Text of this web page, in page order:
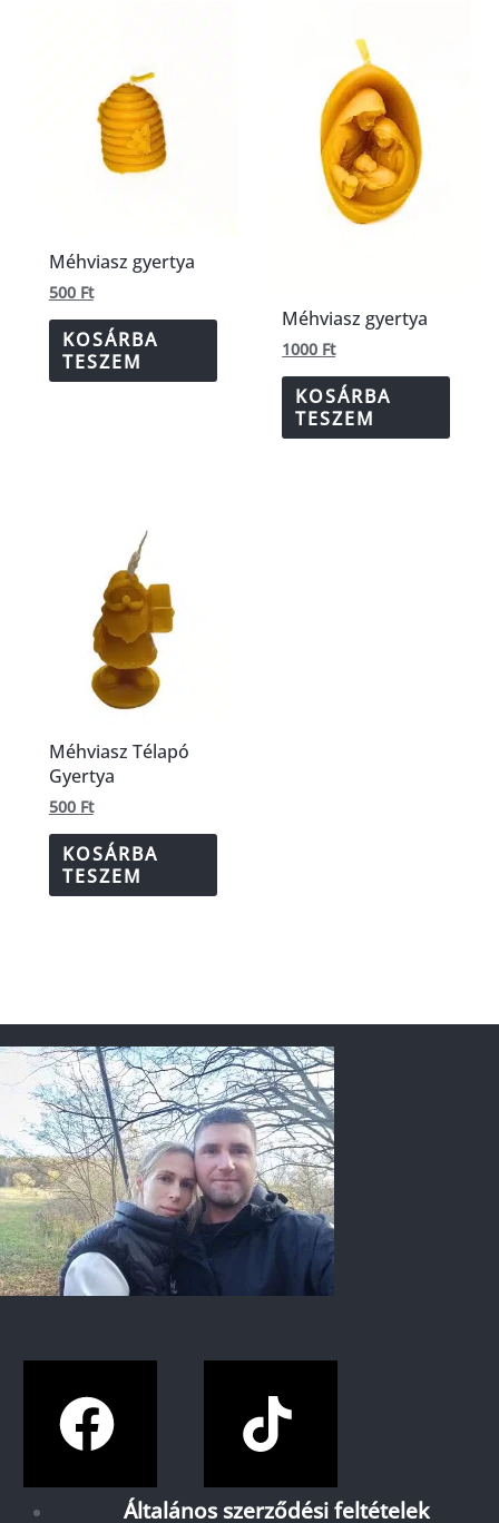
Méhviasz gyertya
500 Ft
KOSÁRBA
TESZEM
Méhviasz gyertya
1000 Ft
KOSÁRBA
TESZEM
Méhviasz Télapó
Gyertya
500 Ft
KOSÁRBA
TESZEM
Általános szerződési feltételek